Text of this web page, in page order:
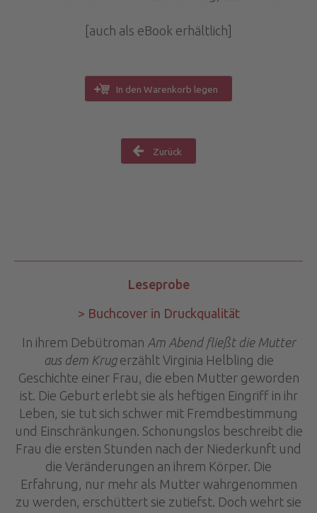
[auch als eBook erhältlich]
In den Warenkorb legen
Zurück
Leseprobe
> Buchcover in Druckqualität
In ihrem Debütroman Am Abend fließt die Mutter
aus dem Krugerzählt Virginia Helbling die
Geschichte einer Frau, die eben Mutter geworden
ist. Die Geburt erlebt sie als heftigen Eingriff in ihr
Leben, sie tut sich schwer mit Fremdbestimmung
und Einschränkungen. Schonungslos beschreibt die
Frau die ersten Stunden nach der Niederkunft und
die Veränderungen an ihrem Körper. Die
Erfahrung, nur mehr als Mutter wahrgenommen
zu werden, erschüttert sie zutiefst. Doch wehrt sie